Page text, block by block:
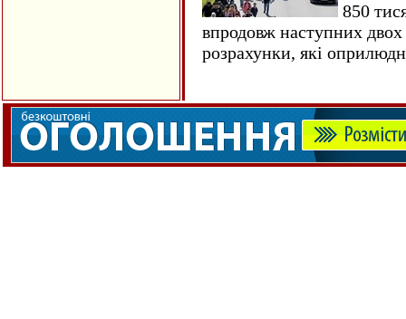
850
впродовж наступних
розрахунки, які